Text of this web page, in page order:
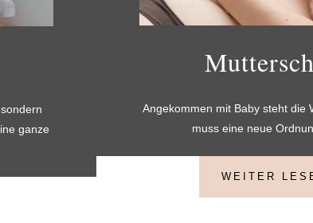
ganze
Angekommen mit Baby steht die
muss eine neue
WEITER